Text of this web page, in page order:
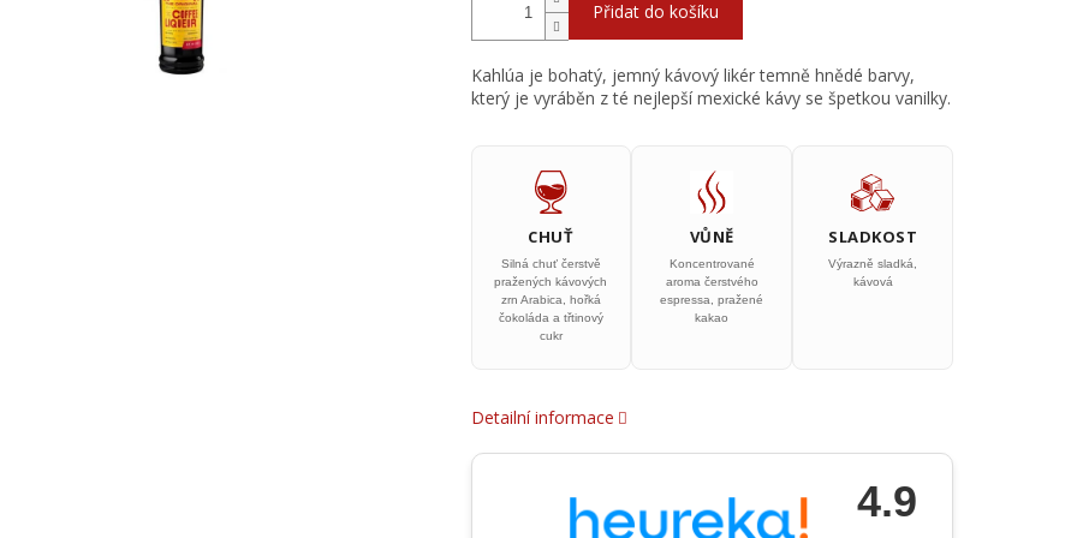
Přidat do košíku
Kahlúa je bohatý, jemný kávový likér temně hnědé barvy,
který je vyráběn z té nejlepší mexické kávy se špetkou vanilky.
CHUŤ
Silná chuť čerstvě
pražených kávových
zrn Arabica, hořká
čokoláda a třtinový
cukr
VŮNĚ
Koncentrované
aroma čerstvého
espressa, pražené
kakao
SLADKOST
Výrazně sladká,
kávová
Detailní informace
4.9